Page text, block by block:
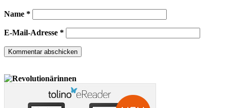
Name *
E-Mail-Adresse *